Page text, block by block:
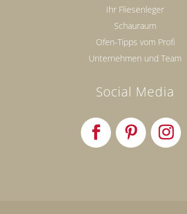
Ihr Fliesenleger
Schauraum
Ofen-Tipps vom Profi
Unternehmen und Team
Social Media